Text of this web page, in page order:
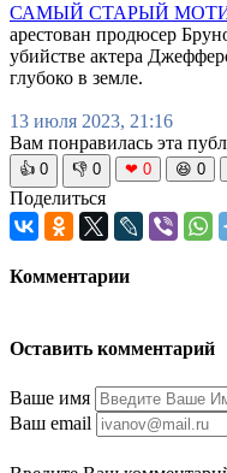
САМЫЙ СТАРЫЙ
арестован продюсер
убийстве актера
глубоко в земле.
13 июля 2023, 21:16
Вам понравилась эта
👍 0 👎 0 ❤ 0 😆 0
Поделиться
Комментарии
Оставить комментарий
Ваше имя
Ваш email